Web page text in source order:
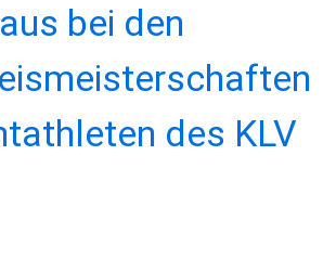
bei den
des KLV